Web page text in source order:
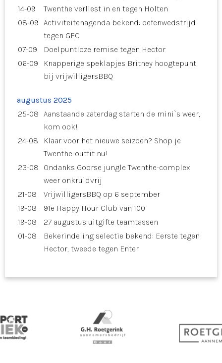
14-09
Twenthe verliest in en tegen Holten
08-09 Activiteitenagenda bekend: oefenwedstrijd
tegen GFC
07-09
Doelpuntloze remise tegen Hector
06-09
Knapperige speklapjes Britney hoogtepunt
bij vrijwilligersBBQ
augustus 2025
25-08 Aanstaande zaterdag starten de mini`s weer,
kom ook!
24-08
Klaar voor het nieuwe seizoen? Shop je
Twenthe-outfit nu!
23-08
Ondanks Goorse jungle Twenthe-complex
weer onkruidvrij
21-08
VrijwilligersBBQ op 6 september
19-08
91e Happy Hour Club van 100
19-08
27 augustus uitgifte teamtassen
01-08
Bekerindeling selectie bekend: Eerste tegen
Hector, tweede tegen Enter